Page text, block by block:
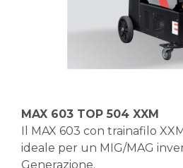
MAX 603 TOP 504 XXM
Il MAX 603 con trainafilo
ideale per un MIG/MAG
Generazione.